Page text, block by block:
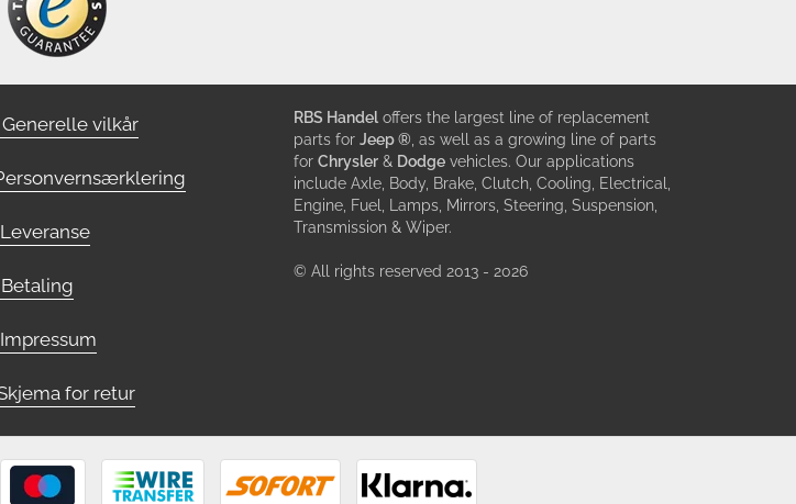
Generelle vilkår
for retur
RBS Handel offers the largest line of replacement
parts for Jeep ®, as well as a growing line of parts
for Chrysler & Dodge vehicles. Our applications
include Axle, Body, Brake, Clutch, Cooling, Electrical,
Engine, Fuel, Lamps, Mirrors, Steering, Suspension,
Transmission & Wiper.
© All rights reserved 2013 - 2026